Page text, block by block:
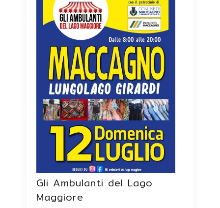
Gli Ambulanti del Lago
Maggiore